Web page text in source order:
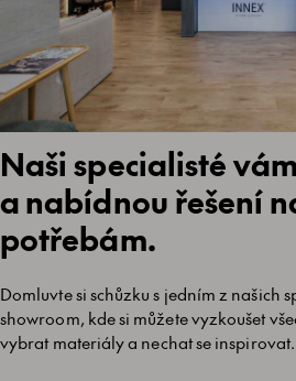
Naši specialisté
a nabídnou řešení
potřebám.
Domluvte si schůzku s jedním z našich
showroom, kde si můžete vyzkoušet
vybrat materiály a nechat se inspirovat.